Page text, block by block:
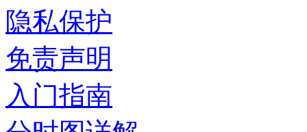
隐私保护
免责声明
入门指南